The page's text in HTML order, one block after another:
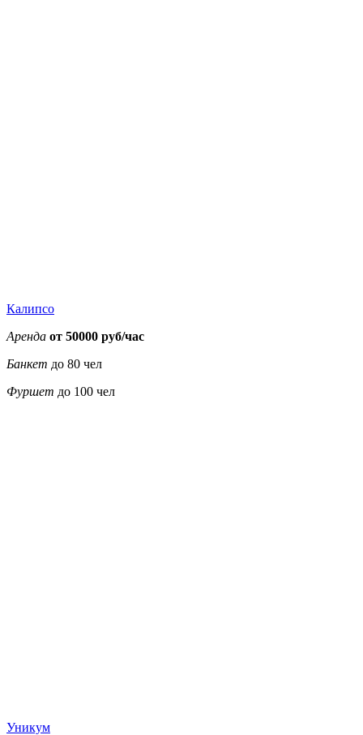
Калипсо
Аренда от 50000 руб/час
Банкет до 80 чел
Фуршет до 100 чел
Уникум